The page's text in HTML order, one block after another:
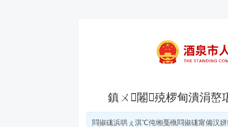
鎮ㄨ闂殑椤甸潰涓嶅
閰掓硥浜哄ぇ淇℃伅缃戞槸閰掓硥甯備汉